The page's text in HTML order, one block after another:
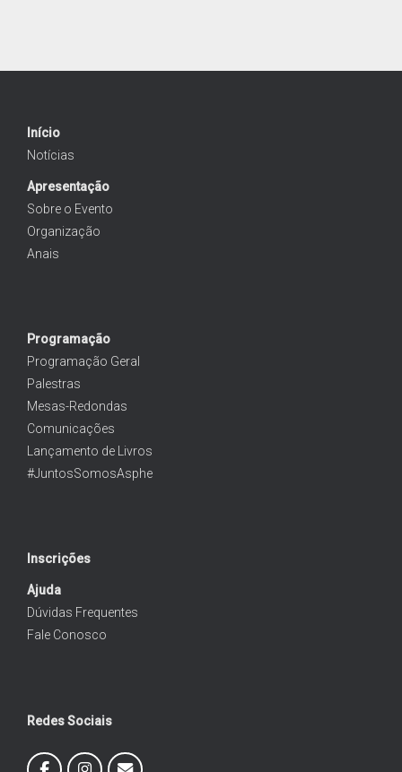
Início
Notícias
Apresentação
Sobre o Evento
Organização
Anais
Programação
Programação Geral
Palestras
Mesas-Redondas
Comunicações
Lançamento de Livros
#JuntosSomosAsphe
Inscrições
Ajuda
Dúvidas Frequentes
Fale Conosco
Redes Sociais